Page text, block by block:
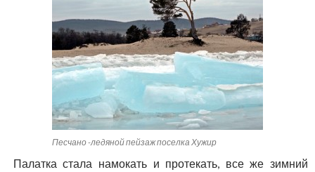
Песчано -ледяной пейзаж поселка Хужир
Палатка стала намокать и протекать, все же зимний